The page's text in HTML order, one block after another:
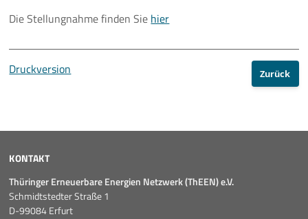
Die Stellungnahme finden Sie hier
Druckversion Zurück
KONTAKT
Thüringer Erneuerbare Energien Netzwerk (ThEEN) e.V.
Schmidtstedter Straße 1
D-99084 Erfurt